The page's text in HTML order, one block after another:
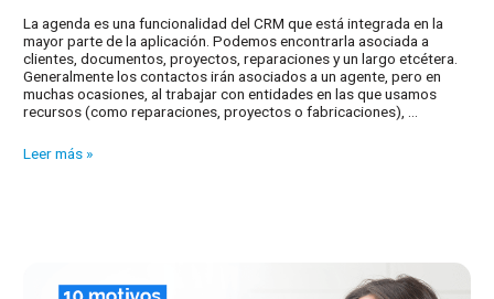
La agenda es una funcionalidad del CRM que está integrada en la
mayor parte de la aplicación. Podemos encontrarla asociada a
clientes, documentos, proyectos, reparaciones y un largo etcétera.
Generalmente los contactos irán asociados a un agente, pero en
muchas ocasiones, al trabajar con entidades en las que usamos
recursos (como reparaciones, proyectos o fabricaciones), …
Evolución
Leer más »